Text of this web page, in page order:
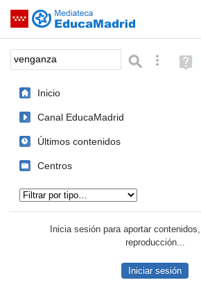
Saltar navegación
Palabra o frase: BúsquedaAyuda
(en
Inicio
Canal EducaMadrid
Últimos contenidos
Centros
Inicia sesión para aportar
reproducción...
Iniciar sesión